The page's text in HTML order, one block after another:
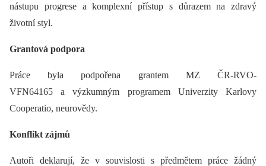
nástupu progrese a komplexní přístup s důrazem na zdravý
životní styl.
Grantová podpora
Práce byla podpořena grantem MZ ČR-RVO-
VFN64165 a výzkumným programem Univerzity Karlovy
Cooperatio, neurovědy.
Konflikt zájmů
Autoři deklarují, že v souvislosti s předmětem práce žádný